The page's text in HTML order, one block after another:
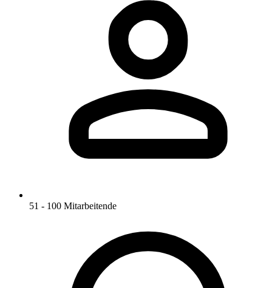
51 - 100 Mitarbeitende